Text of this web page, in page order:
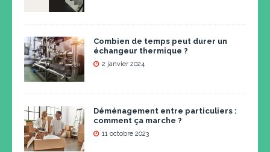
Combien de temps peut durer un
échangeur thermique ?
2 janvier 2024
Déménagement entre particuliers :
comment ça marche ?
11 octobre 2023